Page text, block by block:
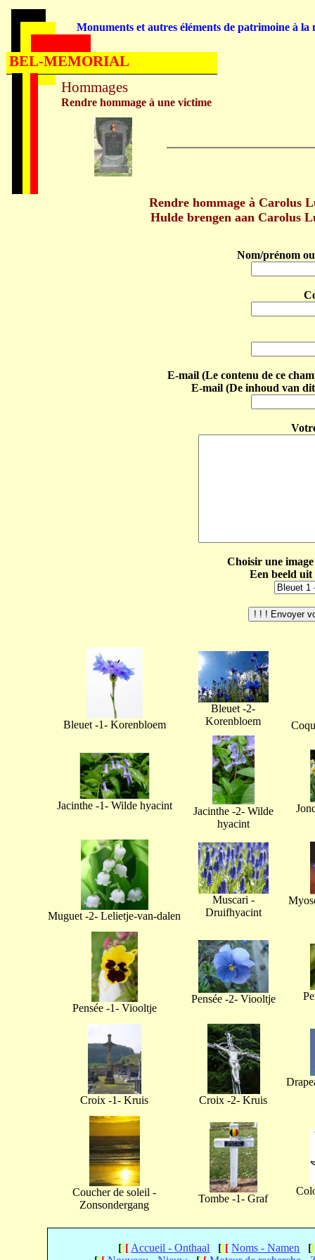
Rendre hommage à Carolus
Hulde brengen aan Carolus
Nom/prénom
E-mail (Le contenu de ce
E-mail (De inhoud van
Choisir une
Een beeld
Bleuet -1- Korenbloem
Bleuet -2-
Korenbloem
Jacinthe -1- Wilde hyacint
Jacinthe -2- Wilde
hyacint
Muguet -2- Lelietje-van-dalen
Muscari -
Druifhyacint
Pensée -1- Viooltje
Pensée -2- Viooltje
Croix -1- Kruis Croix -2- Kruis
Coucher de soleil -
Zonsondergang
Tombe -1- Graf
[[[ Accueil - Onthaal [[[ Noms - Namen [[
Hommages
Rendre hommage à une victime
Monuments et autres éléments de patrimoine à la
BEL-MEMORIAL